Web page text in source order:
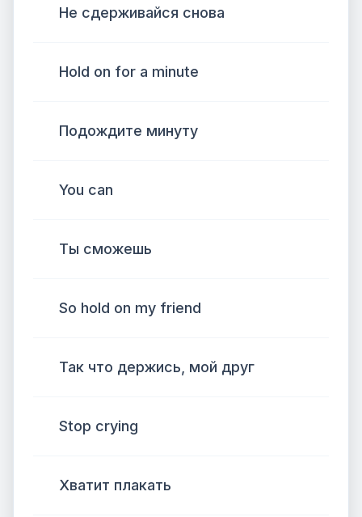
Не сдерживайся снова
Hold on for a minute
Подождите минуту
You can
Ты сможешь
So hold on my friend
Так что держись, мой друг
Stop crying
Хватит плакать